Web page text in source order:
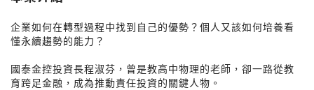
企業如何在轉型過程中找到自己的優勢？個人又該如何培養看
懂永續趨勢的能力？
國泰金控投資長程淑芬，曾是教高中物理的老師，卻一路從教
育跨足金融，成為推動責任投資的關鍵人物。